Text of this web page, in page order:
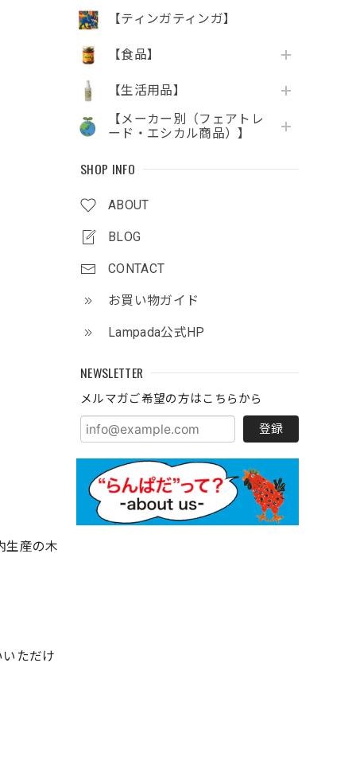
【ティンガティンガ】
【食品】
【生活用品】
【メーカー別（フェアトレ
ード・エシカル商品）】
SHOP INFO
ABOUT
BLOG
CONTACT
お買い物ガイド
Lampada公式HP
NEWSLETTER
メルマガご希望の方はこちらから
登録
生産の木
ただけ